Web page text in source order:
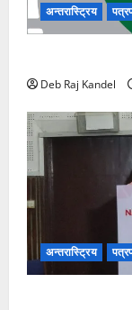
अन्तरास्ट्रिय
Deb Raj Kandel
अन्तरास्ट्रिय